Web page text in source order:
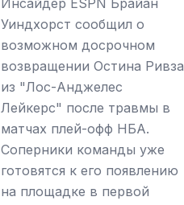
Уиндхорст сообщил о
возможном досрочном
возвращении Остина Ривза
из "Лос-Анджелес
Лейкерс" после травмы в
матчах плей-офф НБА.
Соперники команды уже
готовятся к его появлению
на площадке в первой